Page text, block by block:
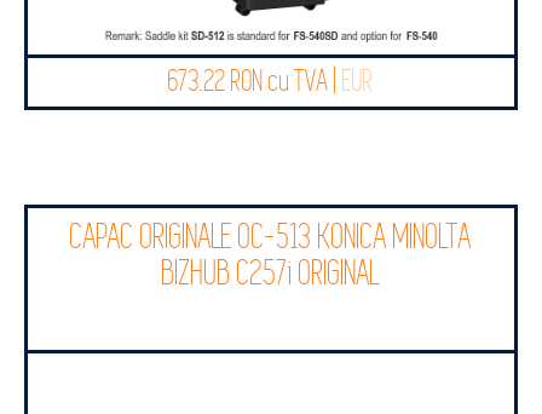
673.22 RON cu TVA | EUR
CAPAC ORIGINALE OC-513 KONICA MINOLTA
BIZHUB C257i ORIGINAL